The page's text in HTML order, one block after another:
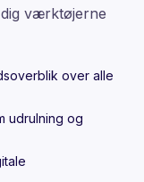
værktøjerne
over alle
udrulning og